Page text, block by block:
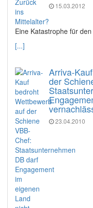
15.03.2012
Eine Katastrophe für
[...]
Arriva-
der
23.04.2010